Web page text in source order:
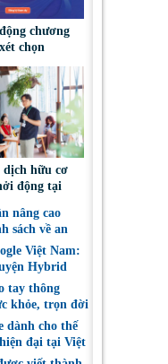
chương
chọn
Văn hóa Kinh
Nam’
dịch hữu cơ
động tại
dùng lựa
suốt
nâng cao
sách về an
Việt Nam:
Hybrid
tay thông
khỏe, trọn đời
dành cho thế
đại tại Việt